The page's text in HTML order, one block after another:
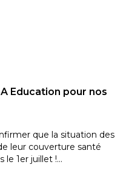
Education pour nos
que la situation des
leur couverture santé
le 1er juillet !…